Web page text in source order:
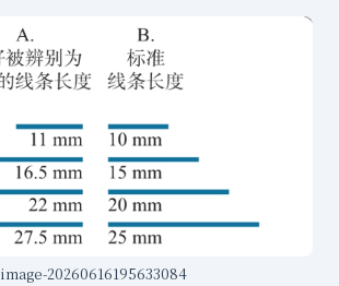
image-20260616195633084